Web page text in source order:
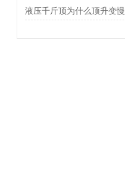
液压千斤顶为什么顶升变慢